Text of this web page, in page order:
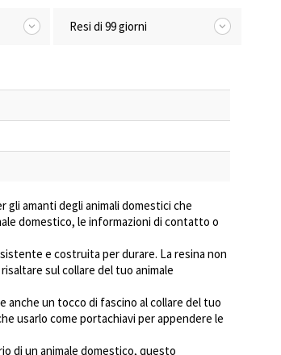
Resi di 99 giorni
amanti degli animali domestici che
domestico, le informazioni di contatto o
e costruita per durare. La resina non
sul collare del tuo animale
anche un tocco di fascino al collare del tuo
usarlo come portachiavi per appendere le
di un animale domestico, questo